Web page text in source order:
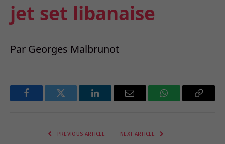
jet set libanaise
Par Georges Malbrunot
FacebookTwitter LinkedInEmail WhatsAppCopy
PREVIOUS ARTICLE NEXT ARTICLE